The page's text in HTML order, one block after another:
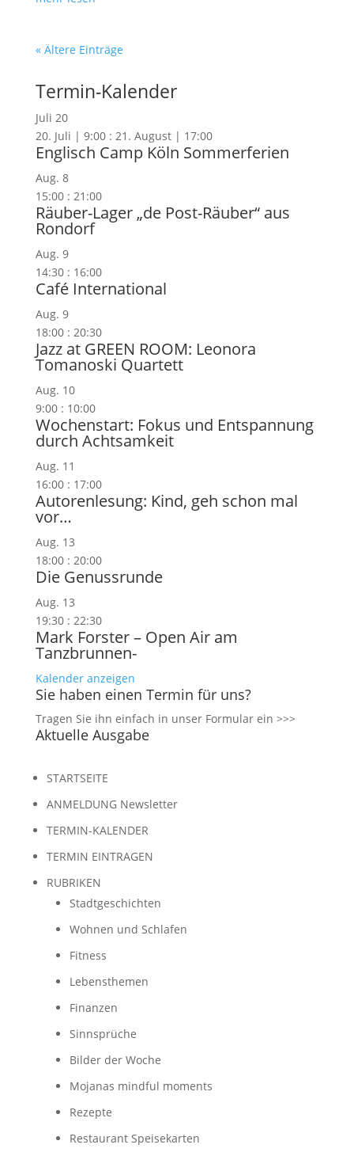
« Ältere Einträge
Termin-Kalender
Juli 20
20. Juli | 9:00: 21. August | 17:00
Englisch Camp Köln Sommerferien
Aug. 8
15:00: 21:00
Räuber-Lager „de Post-Räuber“ aus
Rondorf
Aug. 9
14:30: 16:00
Café International
Aug. 9
18:00: 20:30
Jazz at GREEN ROOM: Leonora
Tomanoski Quartett
Aug. 10
9:00: 10:00
Wochenstart: Fokus und Entspannung
durch Achtsamkeit
Aug. 11
16:00: 17:00
Autorenlesung: Kind, geh schon mal
vor…
Aug. 13
18:00: 20:00
Die Genussrunde
Aug. 13
19:30: 22:30
Mark Forster – Open Air am
Tanzbrunnen-
Kalender anzeigen
Sie haben einen Termin für uns?
Tragen Sie ihn einfach in unser Formular ein >>>
Aktuelle Ausgabe
STARTSEITE
ANMELDUNG Newsletter
TERMIN-KALENDER
TERMIN EINTRAGEN
RUBRIKEN
Stadtgeschichten
Wohnen und Schlafen
Fitness
Lebensthemen
Finanzen
Sinnsprüche
Bilder der Woche
Mojanas mindful moments
Rezepte
Restaurant Speisekarten